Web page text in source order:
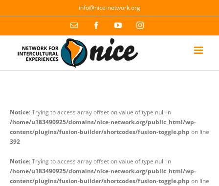
to
info@nice-network.org
Email FacebookYouTubeInstagram
Notice: Trying to access array offset on value of type null in
/home/u183490925/domains/nice-network.org/public_html/wp-
content/plugins/fusion-builder/shortcodes/fusion-toggle.php on line
392
Notice: Trying to access array offset on value of type null in
/home/u183490925/domains/nice-network.org/public_html/wp-
content/plugins/fusion-builder/shortcodes/fusion-toggle.php on line